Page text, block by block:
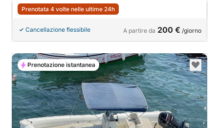
Prenotata 4 volte nelle ultime 24h
Cancellazione flessibile A partire da 200 € /giorno
Prenotazione istantanea